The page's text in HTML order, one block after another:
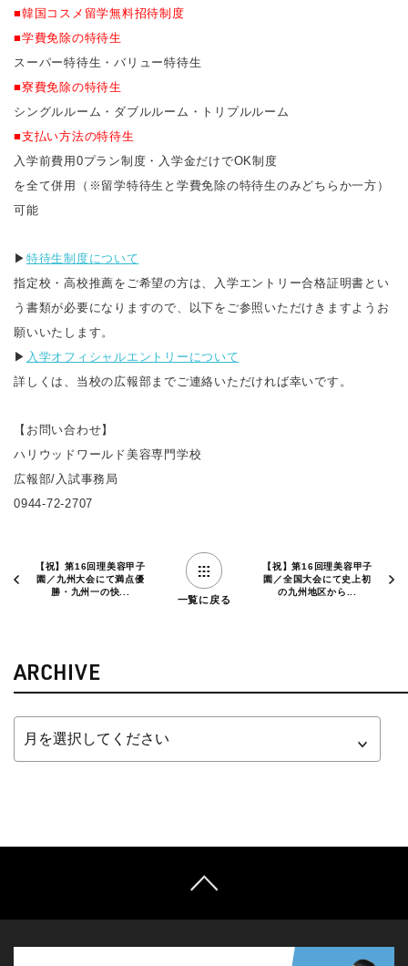
■韓国コスメ留学無料招待制度
■学費免除の特待生
スーパー特待生・バリュー特待生
■寮費免除の特待生
シングルルーム・ダブルルーム・トリプルルーム
■支払い方法の特待生
入学前費用0プラン制度・入学金だけでOK制度
を全て併用（※留学特待生と学費免除の特待生のみどちらか一方）
可能
▶︎ 特待生制度について
指定校・高校推薦をご希望の方は、入学エントリー合格証明書とい
う書類が必要になりますので、以下をご参照いただけきますようお
願いいたします。
▶︎ 入学オフィシャルエントリーについて
詳しくは、当校の広報部までご連絡いただければ幸いです。
【お問い合わせ】
ハリウッドワールド美容専門学校
広報部/入試事務局
0944-72-2707
【祝】第16回理美容甲子
園／九州大会にて満点優
勝・九州一の快...
一覧に戻る
【祝】第16回理美容甲子
園／全国大会にて史上初
の九州地区から...
ARCHIVE